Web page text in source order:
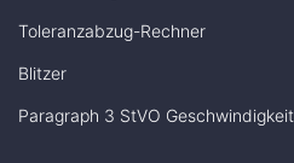
Toleranzabzug-Rechner
Blitzer
Paragraph 3 StVO Geschwindigkeit